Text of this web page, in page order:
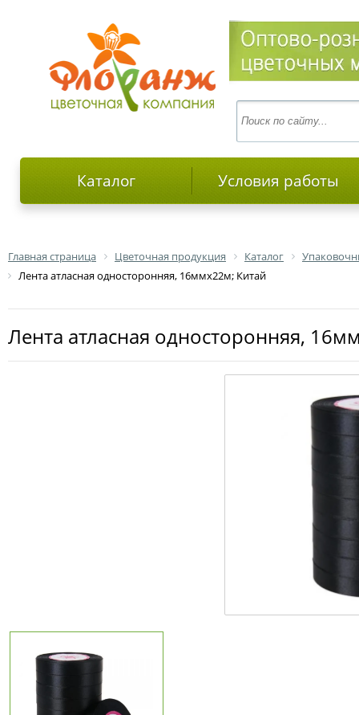
Каталог Условия работы
Главная страница Цветочная продукция Каталог
Лента атласная односторонняя, 16ммх22м; Китай
Лента атласная односторонняя,